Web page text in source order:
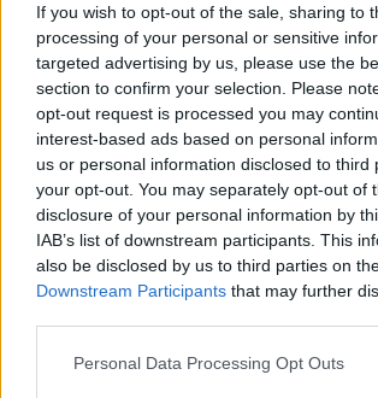
If you wish to opt-out of the sale, sharing to
processing of your personal or sensitive
targeted advertising by us, please use the
section to confirm your selection. Please
opt-out request is processed you may
interest-based ads based on personal
us or personal information disclosed to third
your opt-out. You may separately opt-out of
disclosure of your personal information by
IAB’s list of downstream participants. This
also be disclosed by us to third parties on
Downstream Participants that may further
Personal Data Processing Opt Outs
Azt sem lehet elégszer
az egészséges életmódhoz
a rendszeres mozgás is, Tar
szerint pedig nem föltétlenül
oxigénszegény, izzadságszagú
konditermekben kell mozogni,
szabad levegőn, olyan
amely az ízületeinket sem
Ehhez képest úgy látja, hogy
távolabb kerülünk a